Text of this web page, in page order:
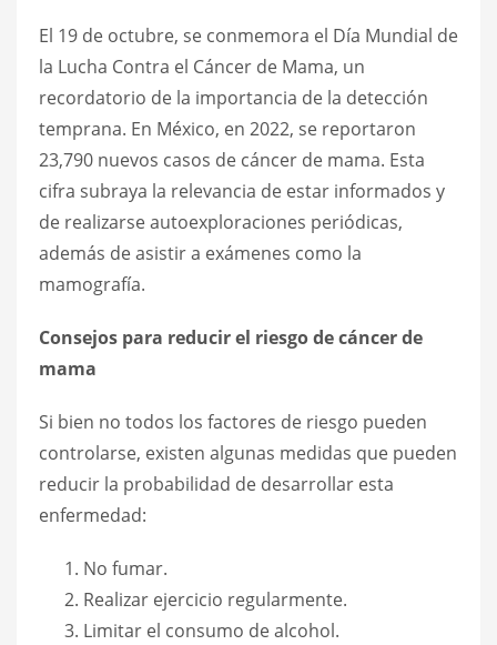
El 19 de octubre, se conmemora el Día Mundial de
la Lucha Contra el Cáncer de Mama, un
recordatorio de la importancia de la detección
temprana. En México, en 2022, se reportaron
23,790 nuevos casos de cáncer de mama. Esta
cifra subraya la relevancia de estar informados y
de realizarse autoexploraciones periódicas,
además de asistir a exámenes como la
mamografía.
Consejos para reducir el riesgo de cáncer de
mama
Si bien no todos los factores de riesgo pueden
controlarse, existen algunas medidas que pueden
reducir la probabilidad de desarrollar esta
enfermedad:
No fumar.
Realizar ejercicio regularmente.
Limitar el consumo de alcohol.